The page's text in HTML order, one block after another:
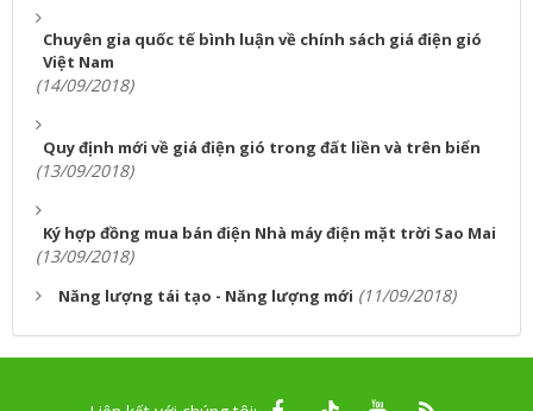
Chuyên gia quốc tế bình luận về chính sách giá điện gió
Việt Nam
(14/09/2018)
Quy định mới về giá điện gió trong đất liền và trên biển
(13/09/2018)
Ký hợp đồng mua bán điện Nhà máy điện mặt trời Sao Mai
(13/09/2018)
Năng lượng tái tạo - Năng lượng mới (11/09/2018)